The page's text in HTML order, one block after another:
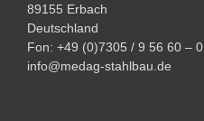
89155 Erbach
Deutschland
Fon: +49 (0)7305 / 9 56 60 – 0
info@medag-stahlbau.de